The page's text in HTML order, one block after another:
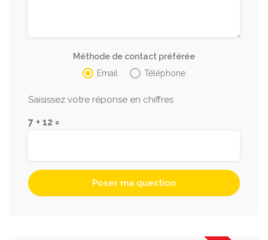
Méthode de contact préférée
Email
Téléphone
Saisissez votre réponse en chiffres
7 + 12 =